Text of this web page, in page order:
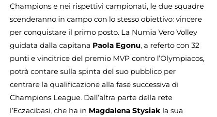
Champions e nei rispettivi campionati, le due squadre
scenderanno in campo con lo stesso obiettivo: vincere
per conquistare il primo posto. La Numia Vero Volley
guidata dalla capitana Paola Egonu, a referto con 32
punti e vincitrice del premio MVP contro l’Olympiacos,
potrà contare sulla spinta del suo pubblico per
centrare la qualificazione alla fase successiva di
Champions League. Dall’altra parte della rete
l’Eczacibasi, che ha in Magdalena Stysiak la sua